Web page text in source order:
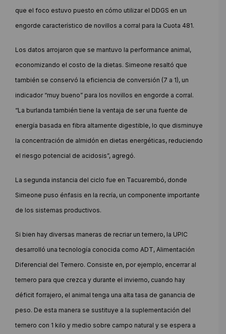
que el foco estuvo puesto en cómo utilizar el DDGS en un
engorde característico de novillos a corral para la Cuota 481.
Los datos arrojaron que se mantuvo la performance animal,
economizando el costo de la dietas. Simeone resaltó que
también se conservó la eficiencia de conversión (7 a 1), un
indicador “muy bueno” para los novillos en engorde a corral.
“La burlanda también tiene la ventaja de ser una fuente de
energía basada en fibra altamente digestible, lo que disminuye
la concentración de almidón en dietas energéticas, reduciendo
el riesgo potencial de acidosis”, agregó.
La segunda instancia del ciclo fue en Tacuarembó, donde
Simeone puso énfasis en la recría, un componente importante
de los sistemas productivos.
Si bien hay diversas maneras de recriar un ternero, la UPIC
desarrolló una tecnología conocida como ADT, Alimentación
Diferencial del Ternero. Consiste en, por ejemplo, encerrar al
ternero para que crezca y durante el invierno, cuando hay
déficit forrajero, el animal tenga una alta tasa de ganancia de
peso. De esta manera se sustituye a la suplementación del
ternero con 1 kilo y medio sobre campo natural y se espera a